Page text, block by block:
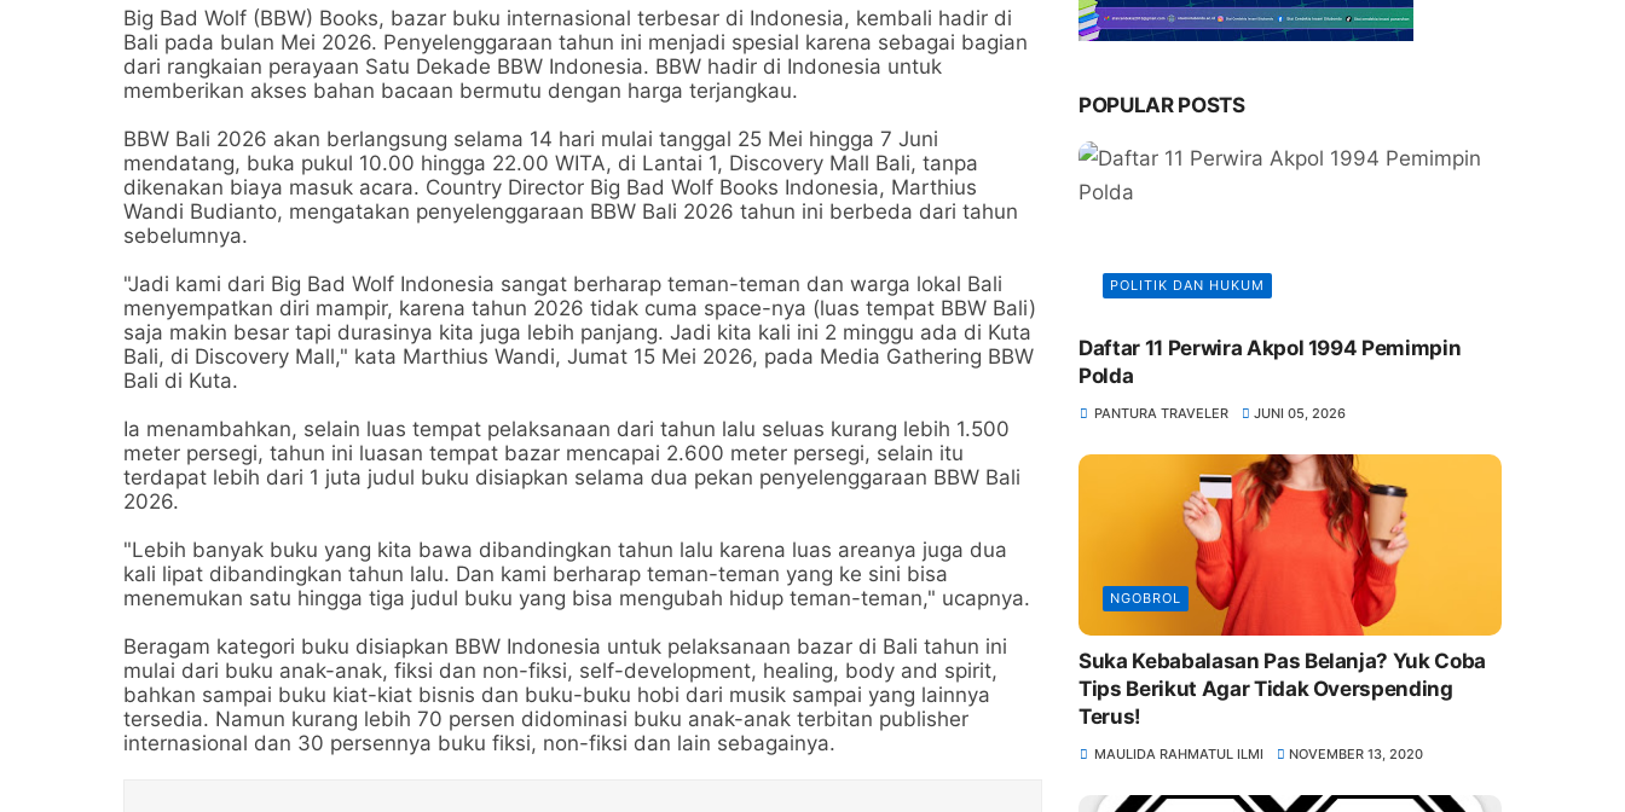
Big Bad Wolf (BBW) Books, bazar buku internasional terbesar di Indonesia, kembali hadir di
Bali pada bulan Mei 2026. Penyelenggaraan tahun ini menjadi spesial karena sebagai bagian
dari rangkaian perayaan Satu Dekade BBW Indonesia. BBW hadir di Indonesia untuk
memberikan akses bahan bacaan bermutu dengan harga terjangkau.
BBW Bali 2026 akan berlangsung selama 14 hari mulai tanggal 25 Mei hingga 7 Juni
mendatang, buka pukul 10.00 hingga 22.00 WITA, di Lantai 1, Discovery Mall Bali, tanpa
dikenakan biaya masuk acara. Country Director Big Bad Wolf Books Indonesia, Marthius
Wandi Budianto, mengatakan penyelenggaraan BBW Bali 2026 tahun ini berbeda dari tahun
sebelumnya.
"Jadi kami dari Big Bad Wolf Indonesia sangat berharap teman-teman dan warga lokal Bali
menyempatkan diri mampir, karena tahun 2026 tidak cuma space-nya (luas tempat BBW Bali)
saja makin besar tapi durasinya kita juga lebih panjang. Jadi kita kali ini 2 minggu ada di Kuta
Bali, di Discovery Mall," kata Marthius Wandi, Jumat 15 Mei 2026, pada Media Gathering BBW
Bali di Kuta.
Ia menambahkan, selain luas tempat pelaksanaan dari tahun lalu seluas kurang lebih 1.500
meter persegi, tahun ini luasan tempat bazar mencapai 2.600 meter persegi, selain itu
terdapat lebih dari 1 juta judul buku disiapkan selama dua pekan penyelenggaraan BBW Bali
2026.
"Lebih banyak buku yang kita bawa dibandingkan tahun lalu karena luas areanya juga dua
kali lipat dibandingkan tahun lalu. Dan kami berharap teman-teman yang ke sini bisa
menemukan satu hingga tiga judul buku yang bisa mengubah hidup teman-teman," ucapnya.
Beragam kategori buku disiapkan BBW Indonesia untuk pelaksanaan bazar di Bali tahun ini
mulai dari buku anak-anak, fiksi dan non-fiksi, self-development, healing, body and spirit,
bahkan sampai buku kiat-kiat bisnis dan buku-buku hobi dari musik sampai yang lainnya
tersedia. Namun kurang lebih 70 persen didominasi buku anak-anak terbitan publisher
internasional dan 30 persennya buku fiksi, non-fiksi dan lain sebagainya.
POPULAR POSTS
POLITIK DAN HUKUM
Daftar 11 Perwira Akpol 1994 Pemimpin
Polda
PANTURA TRAVELER JUNI 05, 2026
NGOBROL
Suka Kebabalasan Pas Belanja? Yuk Coba
Tips Berikut Agar Tidak Overspending
Terus!
MAULIDA RAHMATUL ILMI NOVEMBER 13, 2020